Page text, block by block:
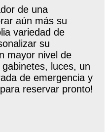
de una
aún más su
variedad de
su
mayor nivel de
luces, un
de emergencia y
reservar pronto!